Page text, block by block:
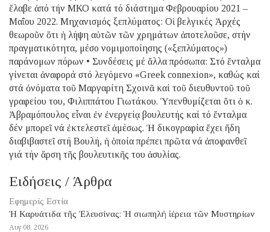
ἔλαβε ἀπό τήν ΜΚΟ κατά τό διάστημα Φεβρουαρίου 2021 –
Μαΐου 2022. Μηχανισμός ξεπλύματος: Οἱ βελγικές Ἀρχές
θεωροῦν ὅτι ἡ λήψη αὐτῶν τῶν χρημάτων ἀποτελοῦσε, στήν
πραγματικότητα, μέσο νομιμοποίησης («ξεπλύματος»)
παράνομων πόρων • Συνδέσεις μέ ἄλλα πρόσωπα: Στό ἔνταλμα
γίνεται ἀναφορά στό λεγόμενο «Greek connexion», καθώς καί
στά ὀνόματα τοῦ Μαργαρίτη Σχοινᾶ καί τοῦ διευθυντοῦ τοῦ
γραφείου του, Φιλιππάτου Γιωτάκου. Ὑπενθυμίζεται ὅτι ὁ κ.
Ἀβραμόπουλος εἶναι ἐν ἐνεργείᾳ βουλευτής καί τό ἔνταλμα
δέν μπορεῖ νά ἐκτελεστεῖ ἀμέσως. Ἡ δικογραφία ἔχει ἤδη
διαβιβαστεῖ στή Βουλή, ἡ ὁποία πρέπει πρῶτα νά ἀποφανθεῖ
γιά τήν ἄρση τῆς βουλευτικῆς του ἀσυλίας.
Ειδήσεις / Άρθρα
Εφημερίς Εστία
Ἡ Καρυάτιδα τῆς Ἐλευσίνας: Ἡ σιωπηλή ἱέρεια τῶν Μυστηρίων
Αυγ 08, 2026